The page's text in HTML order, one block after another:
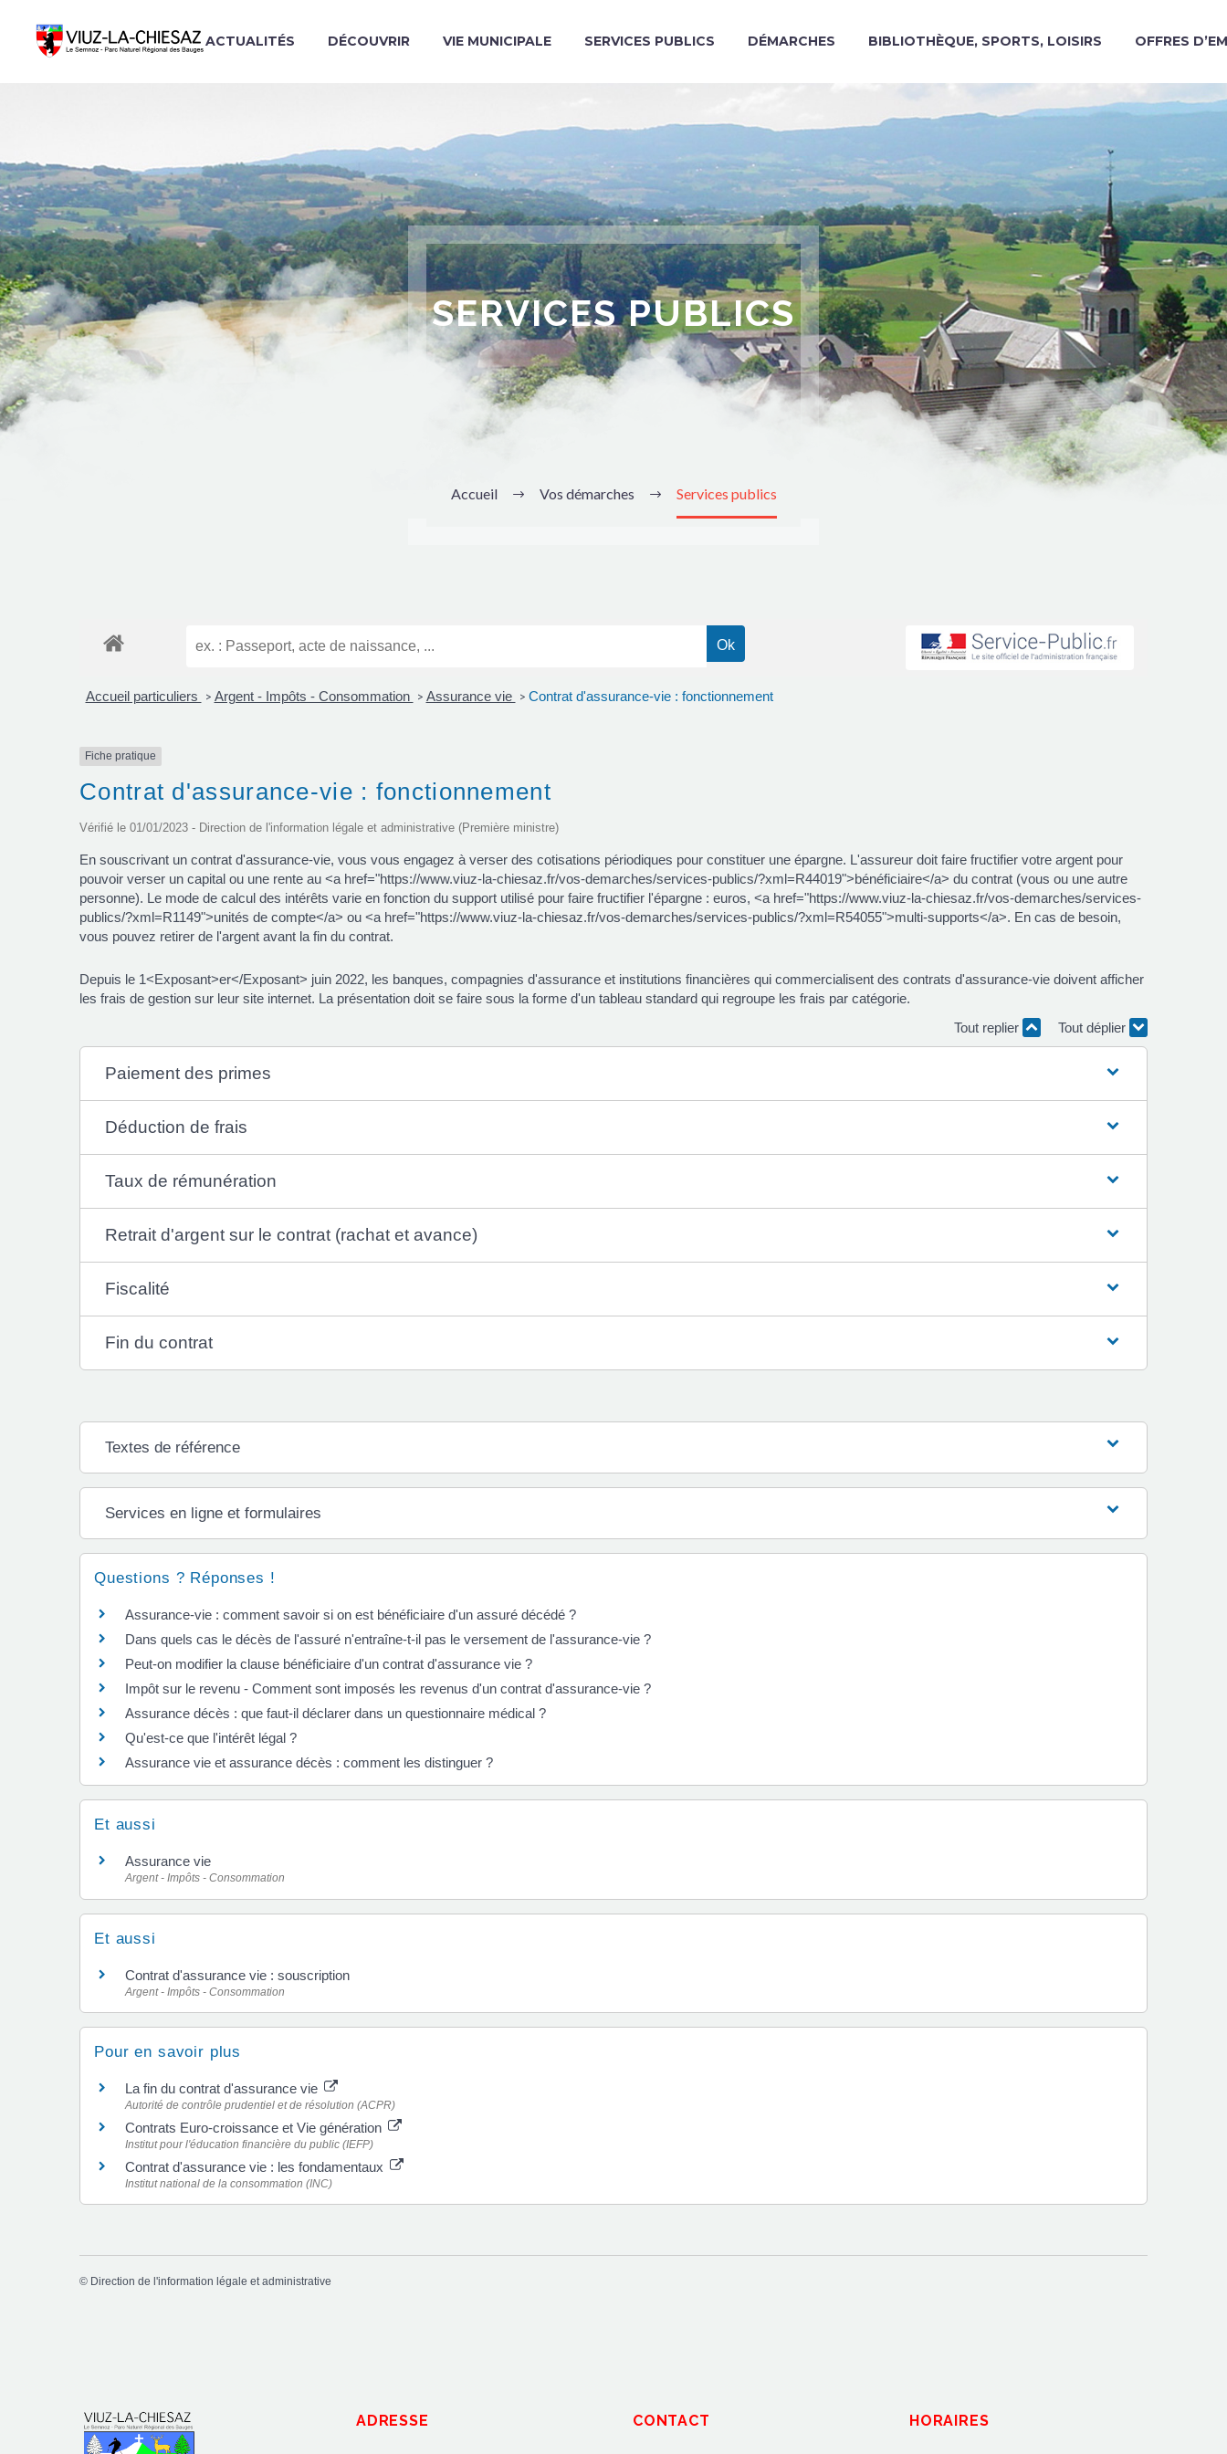
ACTUALITÉS DÉCOUVRIR VIE MUNICIPALE SERVICES PUBLICS DÉMARCHES BIBLIOTHÈQUE, SPORTS, LOISIRS OFFRES
SERVICES PUBLICS
Accueil Vos démarches Services publics
Accueil particuliers > Argent - Impôts - Consommation > Assurance vie > Contrat d'assurance-vie : fonctionnement
Fiche pratique
Contrat d'assurance-vie : fonctionnement
Vérifié le 01/01/2023 - Direction de l'information légale et administrative (Première ministre)
En souscrivant un contrat d'assurance-vie, vous vous engagez à verser des cotisations périodiques pour constituer une épargne. L'assureur doit faire fructifier votre argent pour
pouvoir verser un capital ou une rente au <a href="https://www.viuz-la-chiesaz.fr/vos-demarches/services-publics/?xml=R44019">bénéficiaire</a> du contrat (vous ou une autre
personne). Le mode de calcul des intérêts varie en fonction du support utilisé pour faire fructifier l'épargne : euros, <a href="https://www.viuz-la-chiesaz.fr/vos-demarches/services-
publics/?xml=R1149">unités de compte</a> ou <a href="https://www.viuz-la-chiesaz.fr/vos-demarches/services-publics/?xml=R54055">multi-supports</a>. En cas de besoin,
vous pouvez retirer de l'argent avant la fin du contrat.
Depuis le 1<Exposant>er</Exposant> juin 2022, les banques, compagnies d'assurance et institutions financières qui commercialisent des contrats d'assurance-vie doivent afficher
les frais de gestion sur leur site internet. La présentation doit se faire sous la forme d'un tableau standard qui regroupe les frais par catégorie.
Tout replier
Tout déplier
Paiement des primes
Déduction de frais
Taux de rémunération
Retrait d'argent sur le contrat (rachat et avance)
Fiscalité
Fin du contrat
Textes de référence
Services en ligne et formulaires
Questions ? Réponses !
Assurance-vie : comment savoir si on est bénéficiaire d'un assuré décédé ?
Dans quels cas le décès de l'assuré n'entraîne-t-il pas le versement de l'assurance-vie ?
Peut-on modifier la clause bénéficiaire d'un contrat d'assurance vie ?
Impôt sur le revenu - Comment sont imposés les revenus d'un contrat d'assurance-vie ?
Assurance décès : que faut-il déclarer dans un questionnaire médical ?
Qu'est-ce que l'intérêt légal ?
Assurance vie et assurance décès : comment les distinguer ?
Et aussi
Assurance vie
Argent - Impôts - Consommation
Et aussi
Contrat d'assurance vie : souscription
Argent - Impôts - Consommation
Pour en savoir plus
La fin du contrat d'assurance vie
Autorité de contrôle prudentiel et de résolution (ACPR)
Contrats Euro-croissance et Vie génération
Institut pour l'éducation financière du public (IEFP)
Contrat d'assurance vie : les fondamentaux
Institut national de la consommation (INC)
© Direction de l'information légale et administrative
ADRESSE CONTACT HORAIRES